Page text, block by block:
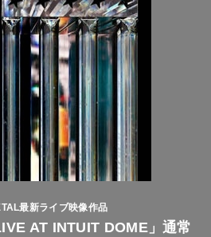
最新ライブ映像作品
AT INTUIT DOME」通常